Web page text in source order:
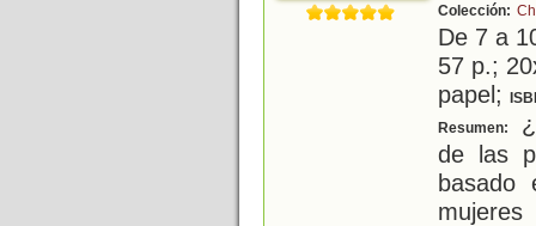
Colección:
De 7 a
57 p.;
papel;
Resumen:
de las
basado